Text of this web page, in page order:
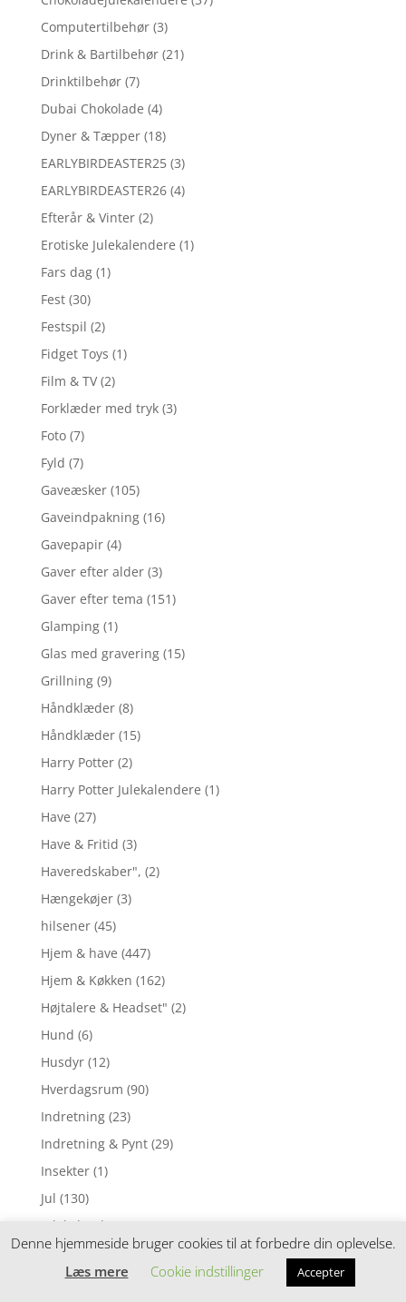
Computertilbehør (3)
Drink & Bartilbehør (21)
Drinktilbehør (7)
Dubai Chokolade (4)
Dyner & Tæpper (18)
EARLYBIRDEASTER25 (3)
EARLYBIRDEASTER26 (4)
Efterår & Vinter (2)
Erotiske Julekalendere (1)
Fars dag (1)
Fest (30)
Festspil (2)
Fidget Toys (1)
Film & TV (2)
Forklæder med tryk (3)
Foto (7)
Fyld (7)
Gaveæsker (105)
Gaveindpakning (16)
Gavepapir (4)
Gaver efter alder (3)
Gaver efter tema (151)
Glamping (1)
Glas med gravering (15)
Grillning (9)
Håndklæder (8)
Håndklæder (15)
Harry Potter (2)
Harry Potter Julekalendere (1)
Have (27)
Have & Fritid (3)
Haveredskaber", (2)
Hængekøjer (3)
hilsener (45)
Hjem & have (447)
Hjem & Køkken (162)
Højtalere & Headset" (2)
Hund (6)
Husdyr (12)
Hverdagsrum (90)
Indretning (23)
Indretning & Pynt (29)
Insekter (1)
Jul (130)
Julekalendere
Julekalendere til dyr (2)
Julekrea (2)
Denne hjemmeside bruger cookies til at forbedre din oplevelse.
Læs mere
Cookie indstillinger Accepter